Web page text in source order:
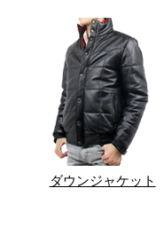
ダウンジャケット